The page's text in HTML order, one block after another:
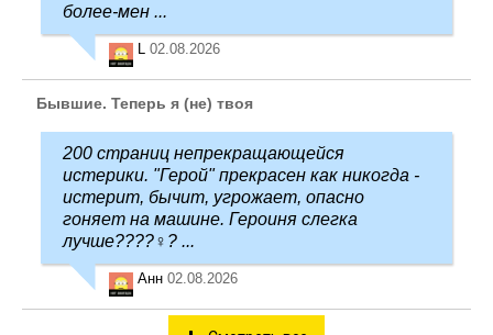
более-мен ...
02.08.2026
Бывшие. Теперь я (не) твоя
200 страниц непрекращающейся
истерики. "Герой" прекрасен как никогда -
истерит, бычит, угрожает, опасно
гоняет на машине. Героиня слегка
лучше????‍♀️? ...
Анн 02.08.2026